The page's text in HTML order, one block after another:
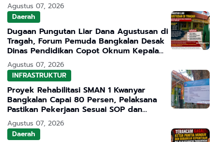
Agustus 07, 2026
Daerah
Dugaan Pungutan Liar Dana Agustusan di
Tragah, Forum Pemuda Bangkalan Desak
Dinas Pendidikan Copot Oknum Kepala
Sekolah
Agustus 07, 2026
INFRASTRUKTUR
Proyek Rehabilitasi SMAN 1 Kwanyar
Bangkalan Capai 80 Persen, Pelaksana
Pastikan Pekerjaan Sesuai SOP dan
Transparan
Agustus 07, 2026
Daerah